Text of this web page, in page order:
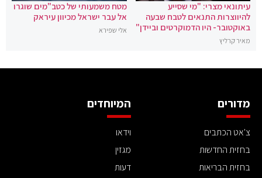
עיתונאי מצרי: "מי שסייע
להיווצרות התנאים לטבח שבעה
באוקטובר- היו הדמוקרטים וביידן"
מאיר קרליץ
מטח משמעותי של כטב"מים שוגרו
אל עבר ישראל מכיוון עיראק
אלי שפירא
מדורים
צ'אט הכתבים
בחזית החדשות
בחזית הבריאות
המיוחדים
וידאו
מגזין
דעות